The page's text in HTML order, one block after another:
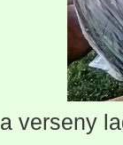
a verseny